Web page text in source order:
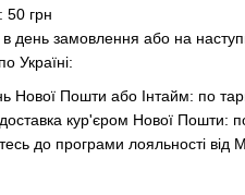
50 грн
в день замовлення або на
Україні:
Нової Пошти або Інтайм: по
кур'єром Нової Пошти:
до програми лояльності від